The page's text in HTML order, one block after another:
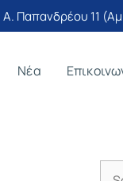
Παπανδρέου 11
Νέα